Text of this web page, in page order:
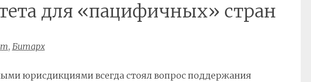
для «пацифичных» стран
, Битарх
юрисдикциями всегда стоял вопрос поддержания